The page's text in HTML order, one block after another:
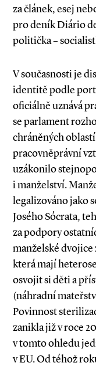
za článek, esej
pro deník Diário
politička –
V současnosti je
identitě podle
oficiálně uznává
se parlament
chráněných
pracovněprávní
uzákonilo
i manželství.
legalizováno jako
Josého Sócrata,
za podpory
manželské dvojice
která mají
osvojit si děti a
(náhradní
Povinnost
zanikla již v roce
v tomto ohledu
v EU. Od téhož